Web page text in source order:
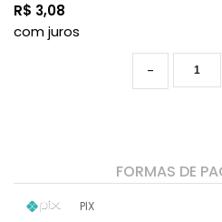
R$ 3,08
com juros
-
FORMAS DE
PIX